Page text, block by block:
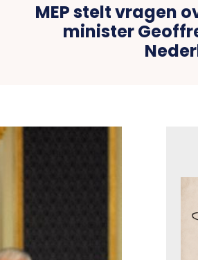
MEP stelt vragen
minister